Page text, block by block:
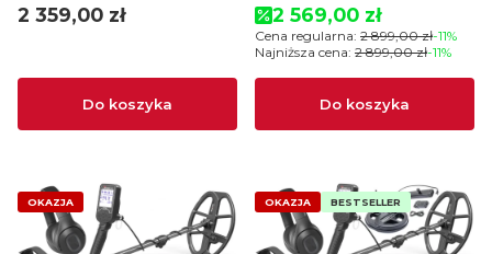
Cena
2 359,00 zł
Do koszyka
Cena promocyjna
2 569,00 zł
Cena regularna: 2 899,00 zł-11%
Najniższa cena: 2 899,00 zł-11%
Do koszyka
OKAZJA OKAZJA BESTSELLER